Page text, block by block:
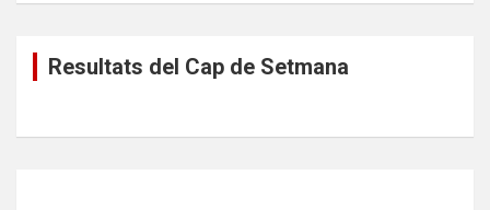
Resultats del Cap de Setmana